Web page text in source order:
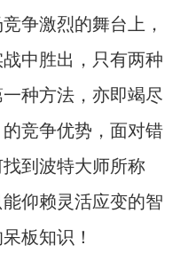
争激烈的舞台上，
中胜出，只有两种
种方法，亦即竭尽
竞争优势，面对错
到波特大师所称
能仰赖灵活应变的智
板知识！